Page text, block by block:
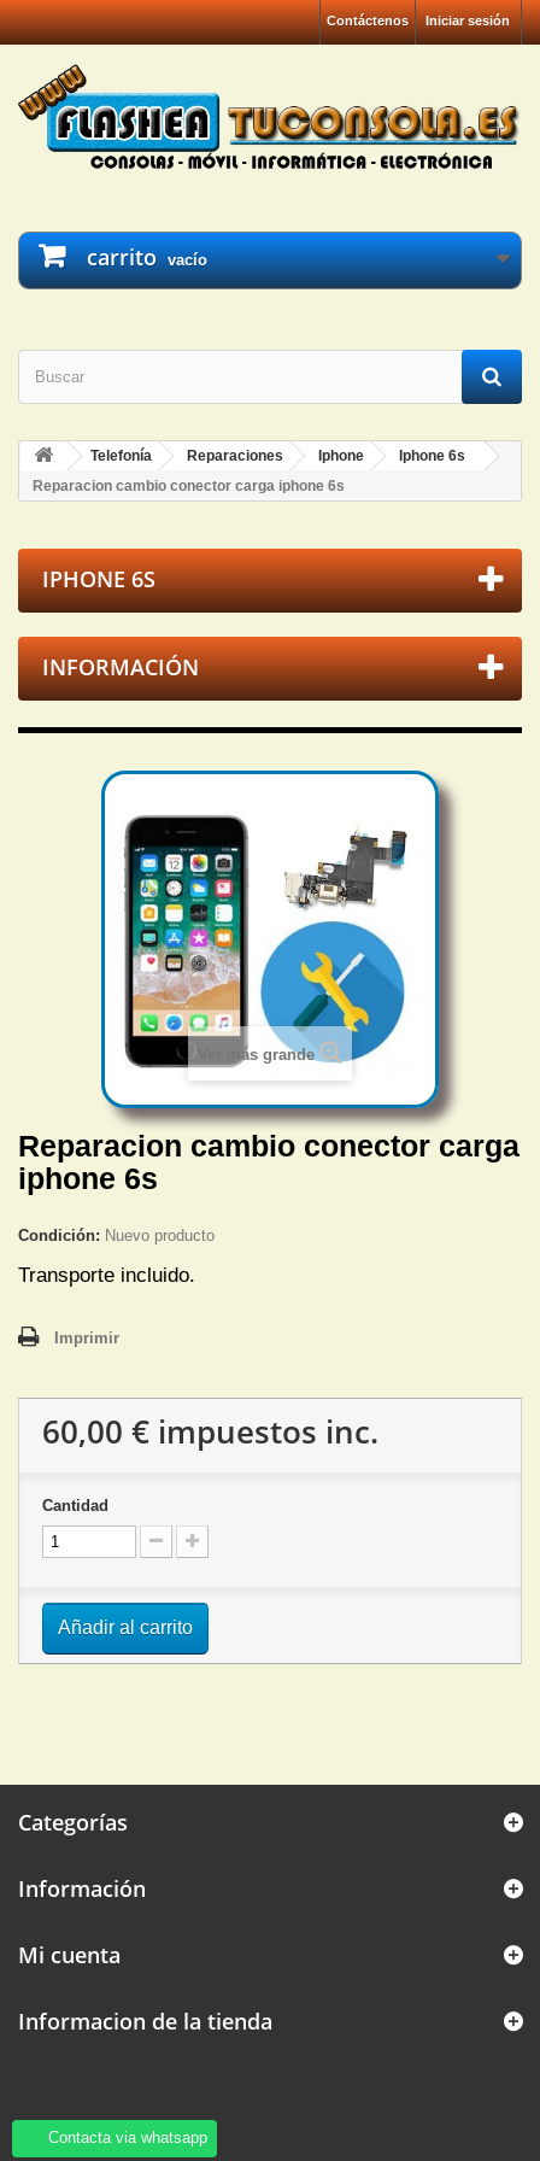
Contacta via whatsapp
Iniciar sesión
Contáctenos
carrito vacío
Telefonía Reparaciones Iphone
Iphone 6s
Reparacion cambio conector carga iphone 6s
IPHONE 6S
INFORMACIÓN
Ver más grande
Reparacion cambio conector carga
iphone 6s
Condición: Nuevo producto
Transporte incluido.
Imprimir
60,00 € impuestos inc.
Cantidad
Añadir al carrito
Categorías
Información
Mi cuenta
Informacion de la tienda